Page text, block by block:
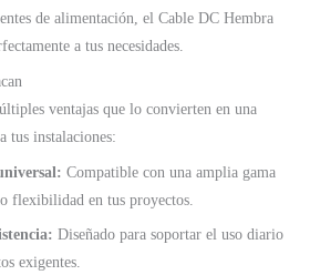
de alimentación, el Cable DC Hembra
a tus necesidades.
ventajas que lo convierten en una
tus instalaciones:
Compatible con una amplia gama
flexibilidad en tus proyectos.
Diseñado para soportar el uso diario
exigentes.